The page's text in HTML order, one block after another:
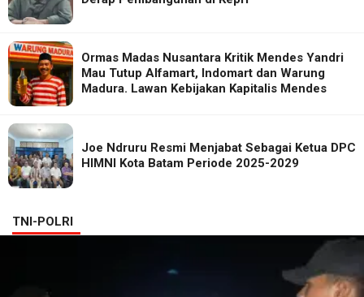
Ormas Madas Nusantara Kritik Mendes Yandri
Mau Tutup Alfamart, Indomart dan Warung
Madura. Lawan Kebijakan Kapitalis Mendes
Joe Ndruru Resmi Menjabat Sebagai Ketua DPC
HIMNI Kota Batam Periode 2025-2029
TNI-POLRI